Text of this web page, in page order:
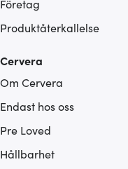
Företag
Produktåterkallelse
Cervera
Om Cervera
Endast hos oss
Pre Loved
Hållbarhet